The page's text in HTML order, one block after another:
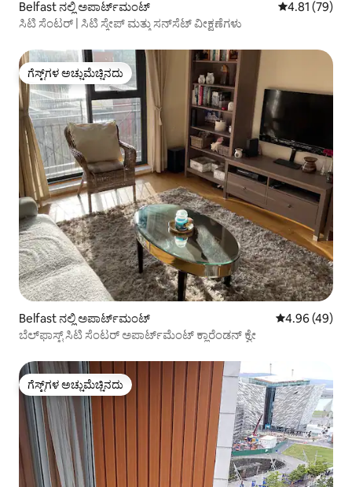
Belfast ನಲ್ಲಿ ಅಪಾರ್ಟ್‌ಮಂಟ್ 5 ರಲ್ಲಿ 4.81
4.81 (79)
ಸಿಟಿ ಸೆಂಟರ್ | ಸಿಟಿ ಸ್ಕೇಪ್ ಮತ್ತು ಸನ್‌ಸೆಟ್ ವೀಕ್ಷಣೆಗಳು
ಗೆಸ್ಟ್‌ಗಳ ಅಚ್ಚುಮೆಚ್ಚಿನದು
ಗೆಸ್ಟ್‌ಗಳ ಅಚ್ಚುಮೆಚ್ಚಿನದು
Belfast ನಲ್ಲಿ ಅಪಾರ್ಟ್‌ಮಂಟ್ 5 ರಲ್ಲಿ 4.96
4.96 (49)
ಬೆಲ್‌ಫಾಸ್ಟ್ ಸಿಟಿ ಸೆಂಟರ್ ಅಪಾರ್ಟ್‌ಮೆಂಟ್ ಕ್ಲಾರೆಂಡನ್ ಕ್ವೇ
ಗೆಸ್ಟ್‌ಗಳ ಅಚ್ಚುಮೆಚ್ಚಿನದು
ಗೆಸ್ಟ್‌ಗಳ ಅಚ್ಚುಮೆಚ್ಚಿನದು